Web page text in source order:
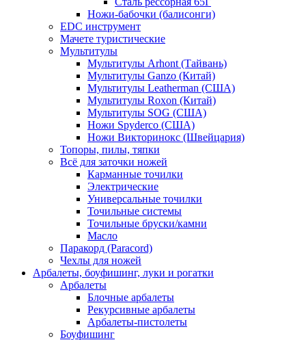
Ножи-бабочки (балисонги)
EDC инструмент
Мачете туристические
Мультитулы
Мультитулы Arhont (Тайвань)
Мультитулы Ganzo (Китай)
Мультитулы Leatherman (США)
Мультитулы Roxon (Китай)
Мультитулы SOG (США)
Ножи Spyderco (США)
Ножи Викторинокс (Швейцария)
Топоры, пилы, тяпки
Всё для заточки ножей
Карманные точилки
Электрические
Универсальные точилки
Точильные системы
Точильные бруски/камни
Масло
Паракорд (Paracord)
Чехлы для ножей
Арбалеты, боуфишинг, луки и рогатки
Арбалеты
Блочные арбалеты
Рекурсивные арбалеты
Арбалеты-пистолеты
Боуфишинг